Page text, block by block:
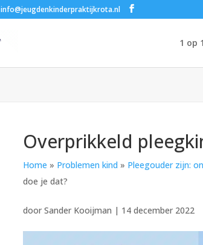
info@jeugdenkinderpraktijkrota.nl
1 op
Overprikkeld
Home » Problemen kind » Pleegouder zijn:
doe je dat?
door Sander Kooijman | 14 december 2022